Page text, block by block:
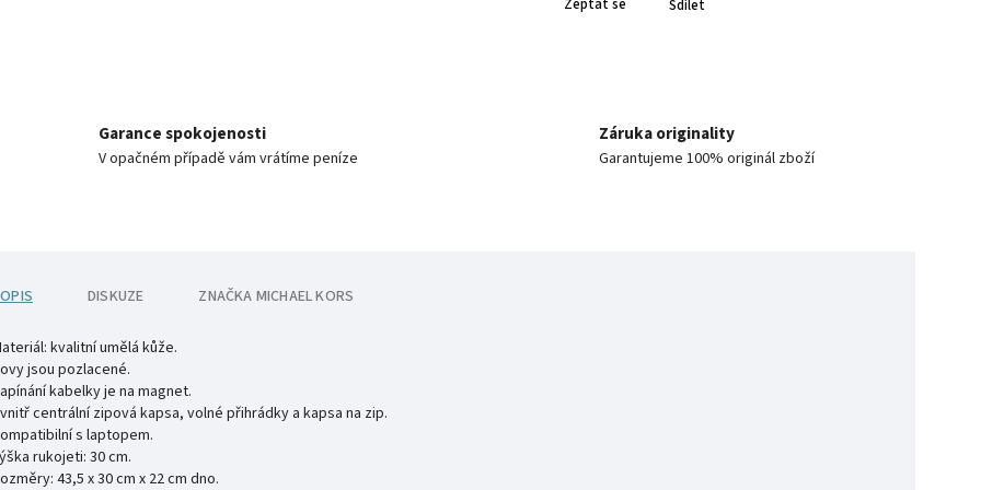
Zeptat se Sdílet
Garance spokojenosti
V opačném případě vám vrátíme peníze
Záruka originality
Garantujeme 100% originál zboží
DISKUZE ZNAČKA MICHAEL KORS
kvalitní umělá kůže.
jsou pozlacené.
kabelky je na magnet.
centrální zipová kapsa, volné přihrádky a kapsa na zip.
s laptopem.
rukojeti: 30 cm.
43,5 x 30 cm x 22 cm dno.